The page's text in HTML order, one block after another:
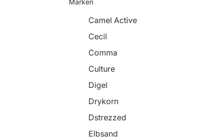
Camel Active
Cecil
Comma
Culture
Digel
Drykorn
Dstrezzed
Elbsand